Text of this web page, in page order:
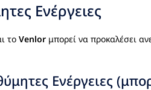
Ενέργειες
το Venlor μπορεί να προκαλέσει
Ενέργειες